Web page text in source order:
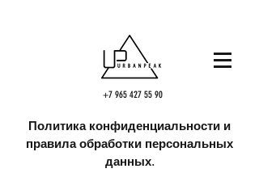
+7 965 427 55 90
Политика конфиденциальности и
правила обработки персональных
данных.